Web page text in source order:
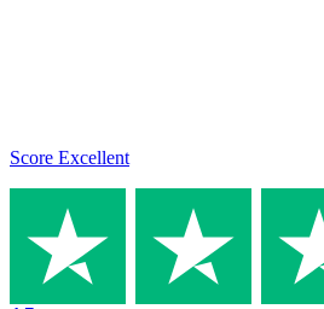
Score Excellent